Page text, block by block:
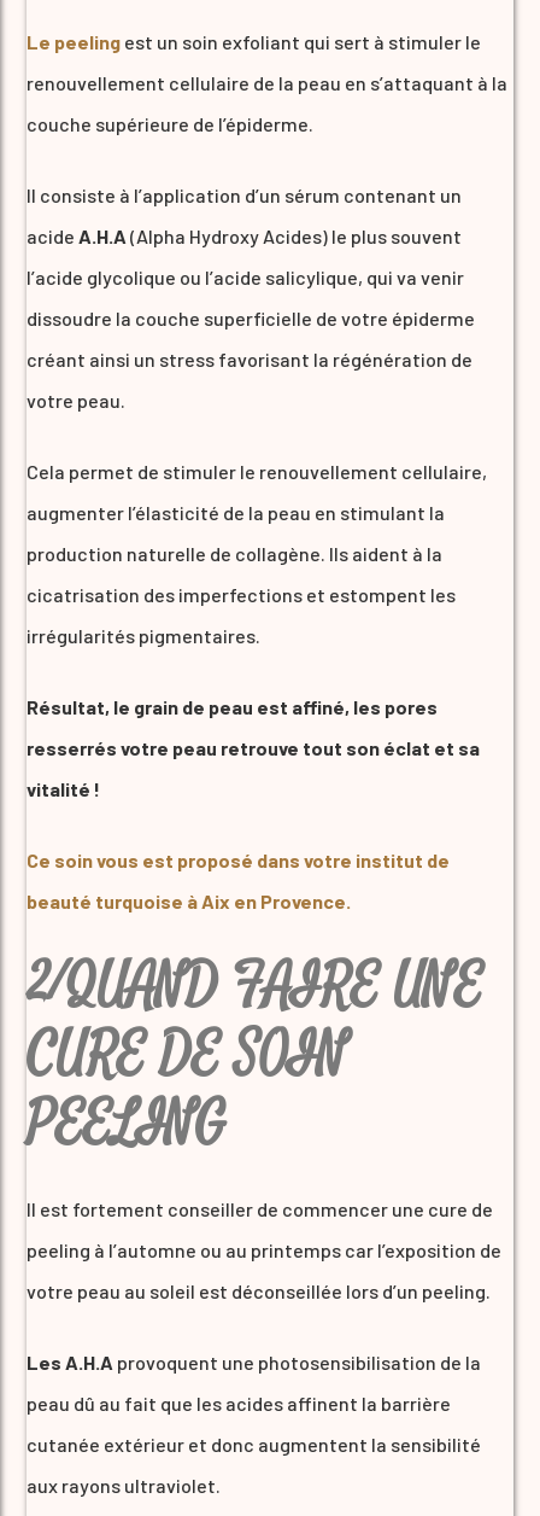
Le peeling est un soin exfoliant qui sert à stimuler le
renouvellement cellulaire de la peau en s’attaquant à la
couche supérieure de l’épiderme.
Il consiste à l’application d’un sérum contenant un
acide A.H.A(Alpha Hydroxy Acides) le plus souvent
l’acide glycolique ou l’acide salicylique, qui va venir
dissoudre la couche superficielle de votre épiderme
créant ainsi un stress favorisant la régénération de
votre peau.
Cela permet de stimuler le renouvellement cellulaire,
augmenter l’élasticité de la peau en stimulant la
production naturelle de collagène. Ils aident à la
cicatrisation des imperfections et estompent les
irrégularités pigmentaires.
Résultat, le grain de peau est affiné, les pores
resserrés votre peau retrouve tout son éclat et sa
vitalité !
Ce soin vous est proposé dans votre institut de
beauté turquoise à Aix en Provence.
2/QUAND FAIRE UNE
CURE DE SOIN
PEELING
Il est fortement conseiller de commencer une cure de
peeling à l’automne ou au printemps car l’exposition de
votre peau au soleil est déconseillée lors d’un peeling.
Les A.H.A provoquent une photosensibilisation de la
peau dû au fait que les acides affinent la barrière
cutanée extérieur et donc augmentent la sensibilité
aux rayons ultraviolet.